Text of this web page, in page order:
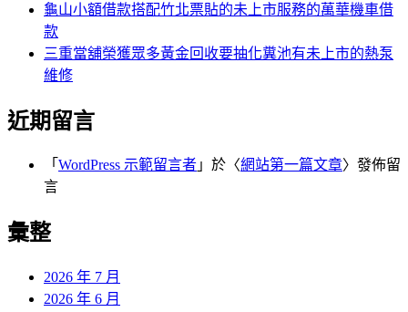
龜山小額借款搭配竹北票貼的未上市服務的萬華機車借
款
三重當舖榮獲眾多黃金回收要抽化糞池有未上市的熱泵
維修
近期留言
「 WordPress 示範留言者 」於〈網站第一篇文章〉發佈留
言
彙整
2026 年 7 月
2026 年 6 月